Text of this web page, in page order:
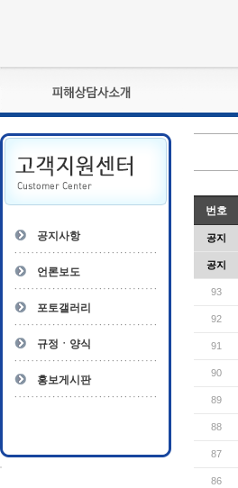
피해상담사란?
자격관리규정
상담사 자격증 확인
- 피해상담사 1급
- 전문수련감독자
- 전문수련기관
공지사항
언론보도
포토갤러리
규정ㆍ양식
홍보게시판
번호
공지
공지
93
92
91
90
89
88
87
86